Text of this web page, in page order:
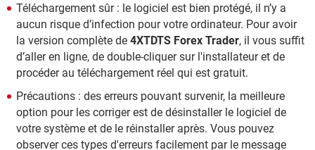
Téléchargement sûr : le logiciel est bien protégé, il n’y a
aucun risque d’infection pour votre ordinateur. Pour avoir
la version complète de 4XTDTS Forex Trader, il vous suffit
d’aller en ligne, de double-cliquer sur l'installateur et de
procéder au téléchargement réel qui est gratuit.
Précautions : des erreurs pouvant survenir, la meilleure
option pour les corriger est de désinstaller le logiciel de
votre système et de le réinstaller après. Vous pouvez
observer ces types d'erreurs facilement par le message